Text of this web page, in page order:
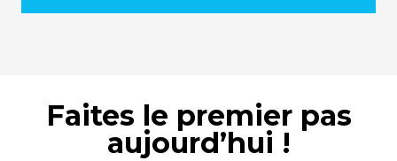
Faites le premier pas
aujourd’hui !